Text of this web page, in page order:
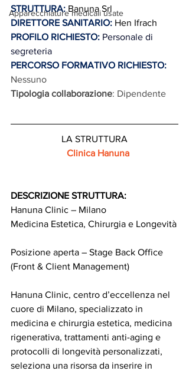
Apparecchiature medicali usate
STRUTTURA: Banuna Srl
DIRETTORE SANITARIO: Hen Ifrach
PROFILO RICHIESTO: Personale di
segreteria
PERCORSO FORMATIVO RICHIESTO:
Nessuno
Tipologia collaborazione: Dipendente
LA STRUTTURA
Clinica Hanuna
DESCRIZIONE STRUTTURA:
Hanuna Clinic – Milano
Medicina Estetica, Chirurgia e Longevità
Posizione aperta – Stage Back Office
(Front & Client Management)
Hanuna Clinic, centro d’eccellenza nel
cuore di Milano, specializzato in
medicina e chirurgia estetica, medicina
rigenerativa, trattamenti anti-aging e
protocolli di longevità personalizzati,
seleziona una risorsa da inserire in